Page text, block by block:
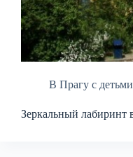
В Прагу с детьми
Зеркальный лабиринт